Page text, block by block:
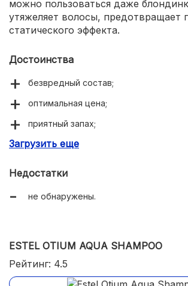
можно пользоваться даже
утяжеляет волосы, предотвращает
статического эффекта.
Достоинства
безвредный состав;
оптимальная цена;
приятный запах;
удаляет стойкие загрязнения;
Загрузить еще
Недостатки
не обнаружены.
ESTEL OTIUM AQUA SHAMPOO
Рейтинг: 4.5